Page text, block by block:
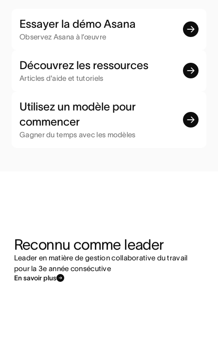
Essayer la démo Asana
Observez Asana à l’œuvre
Découvrez les ressources
Articles d'aide et tutoriels
Utilisez un modèle pour
commencer
Gagner du temps avec les modèles
Reconnu comme leader
Leader en matière de gestion collaborative du travail
pour la 3e année consécutive
En savoir plus